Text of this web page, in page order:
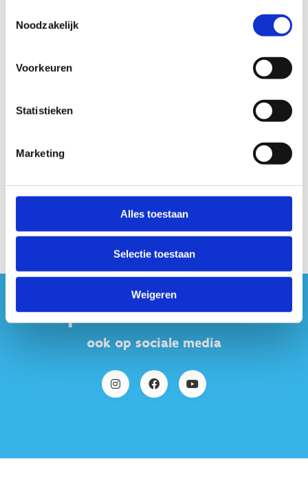
Noodzakelijk
Voorkeuren
Statistieken
Marketing
Alles toestaan
Selectie toestaan
Weigeren
#sportersbelevenmeer
ook op sociale media